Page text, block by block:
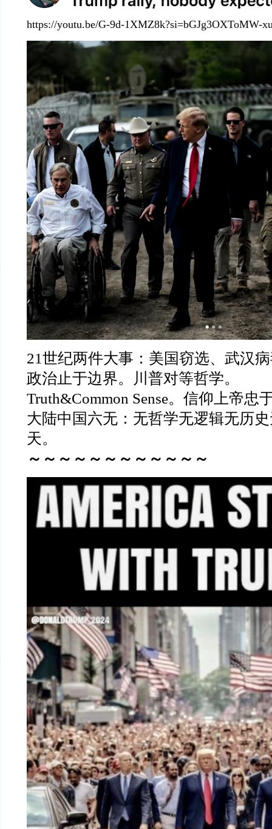
https://youtu.be/G-9d-1XMZ8k?si=bGJg3OXToMW-
21世纪两件大事：美国窃选、武汉
政治止于边界。川普对等哲学。
Truth&Common Sense。信仰上帝忠
大陆中国六无：无哲学无逻辑无历
天。
～～～～～～～～～～～～